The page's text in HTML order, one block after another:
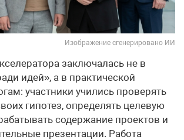
Изображение сгенерировано ИИ
заключалась не в
идей», а в практической
участники учились проверять
гипотез, определять целевую
содержание проектов и
презентации. Работа